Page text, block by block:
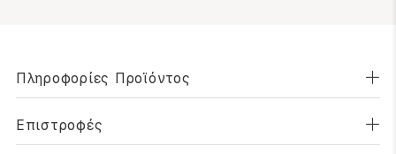
Πληροφορίες Προϊόντος
Επιστροφές